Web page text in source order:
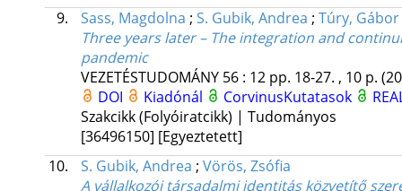
9.
Sass, Magdolna ; S. Gubik, Andrea ; Túry, Gábor
Three years later – The integration and
pandemic
VEZETÉSTUDOMÁNY 56: 12 pp. 18-27. , 10 p.
DOI
Kiadónál CorvinusKutatasok
Szakcikk (Folyóiratcikk) | Tudományos
[36496150] [Egyeztetett]
10.
S. Gubik, Andrea ; Vörös, Zsófia
A vállalkozói társadalmi identitás közvetítő